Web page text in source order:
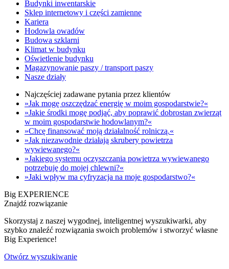
Budynki inwentarskie
Sklep internetowy i części zamienne
Kariera
Hodowla owadów
Budowa szklarni
Klimat w budynku
Oświetlenie budynku
Magazynowanie paszy / transport paszy
Nasze działy
Najczęściej zadawane pytania przez klientów
»Jak mogę oszczędzać energię w moim gospodarstwie?«
»Jakie środki mogę podjąć, aby poprawić dobrostan zwierząt
w moim gospodarstwie hodowlanym?«
»Chcę finansować moją działalność rolniczą.«
»Jak niezawodnie działają skrubery powietrza
wywiewanego?«
»Jakiego systemu oczyszczania powietrza wywiewanego
potrzebuję do mojej chlewni?«
»Jaki wpływ ma cyfryzacja na moje gospodarstwo?«
Big EXPERIENCE
Znajdź rozwiązanie
Skorzystaj z naszej wygodnej, inteligentnej wyszukiwarki, aby
szybko znaleźć rozwiązania swoich problemów i stworzyć własne
Big Experience!
Otwórz wyszukiwanie